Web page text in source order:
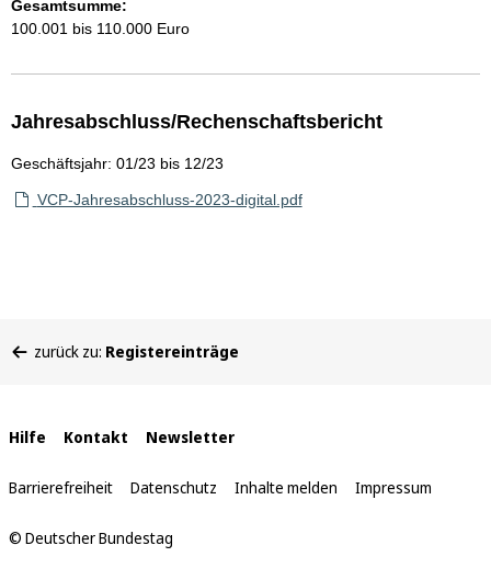
Gesamtsumme:
100.001 bis 110.000 Euro
Jahresabschluss/Rechenschaftsbericht
Geschäftsjahr: 01/23 bis 12/23
VCP-Jahresabschluss-2023-digital.pdf
befinden
zurück zu: Registereinträge
Interne
Links
Hilfe Kontakt Newsletter
Barrierefreiheit Datenschutz Inhalte melden Impressum
© Deutscher Bundestag